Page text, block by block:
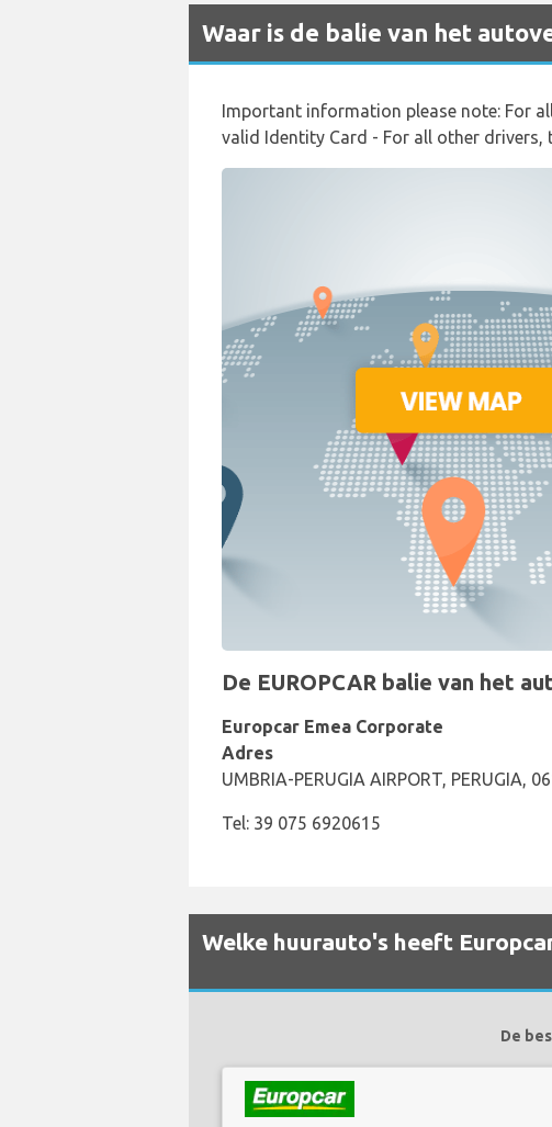
Waar is de balie van het
Important information please note: For
valid Identity Card - For all other drivers,
De EUROPCAR balie van het
Europcar Emea Corporate
Adres
UMBRIA-PERUGIA AIRPORT, PERUGIA,
Tel: 39 075 6920615
Welke huurauto's heeft
De